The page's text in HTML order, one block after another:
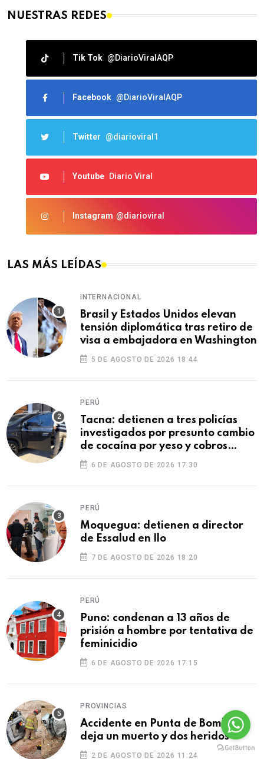
NUESTRAS REDES
Tik Tok @DiarioViralAQP
Facebook @DiarioViralAQP
Twitter @diarioviral1
Youtube Diario Viral
Instagram @diarioviral
LAS MÁS LEÍDAS
INTERNACIONAL
Brasil y Estados Unidos elevan
tensión diplomática tras retiro de
visa a embajadora en Washington
5 DE AGOSTO DE 2026 18:44
PERÚ
Tacna: detienen a tres policías
investigados por presunto cambio
de cocaína por yeso y cobros
ilegales
6 DE AGOSTO DE 2026 17:30
PERÚ
Moquegua: detienen a director
de Essalud en Ilo
7 DE AGOSTO DE 2026 18:20
PERÚ
Puno: condenan a 13 años de
prisión a hombre por tentativa de
feminicidio
6 DE AGOSTO DE 2026 17:15
PROVINCIAS
Accidente en Punta de Bombón
deja un muerto y dos heridos
2 DE AGOSTO DE 2026 11:24